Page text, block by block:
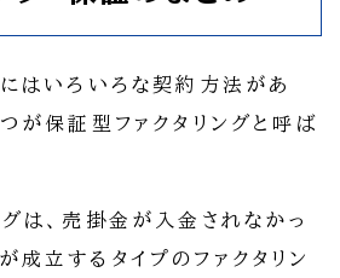
にはいろいろな契約方法があ
が保証型ファクタリングと呼ば
は、売掛金が入金されなかっ
成立するタイプのファクタリン